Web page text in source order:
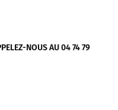
NOUS AU 04 74 79